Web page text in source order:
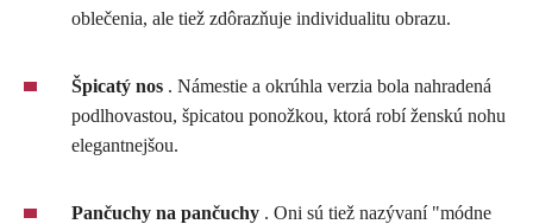
oblečenia, ale tiež zdôrazňuje individualitu obrazu.
Špicatý nos . Námestie a okrúhla verzia bola nahradená
podlhovastou, špicatou ponožkou, ktorá robí ženskú nohu
elegantnejšou.
Pančuchy na pančuchy . Oni sú tiež nazývaní "módne